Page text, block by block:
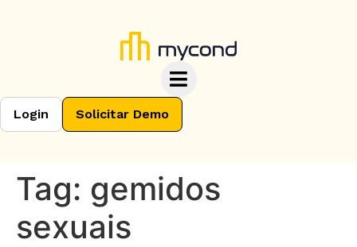
Login Solicitar Demo
Tag: gemidos
sexuais